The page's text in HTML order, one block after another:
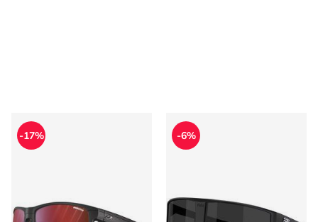
Okulary przeciwsłoneczne Julbo
-17%
Okulary przeciwsłoneczne
-6%